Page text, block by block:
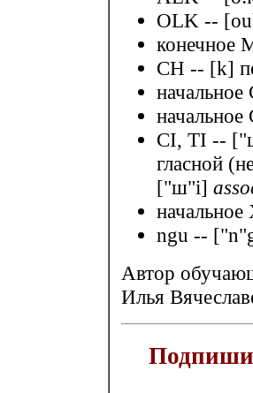
OLK --
конечное
CH -- [k]
CI, TI --
гласной
["ш"i]
ngu --
Автор
Илья